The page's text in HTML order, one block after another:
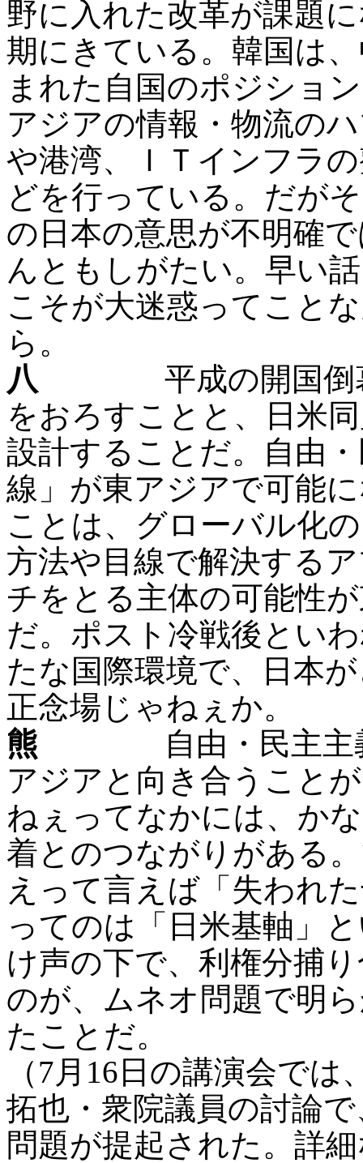
野に入れた改革が課題
期にきている。韓国は
まれた自国のポジショ
アジアの情報・物流の
や港湾、ＩＴインフラ
どを行っている。だが
の日本の意思が不明確
んともしがたい。早い
こそが大迷惑ってこと
ら。
八 平成の開国倒幕
をおろすことと、日米
設計することだ。自由
線」が東アジアで可能
ことは、グローバル化
方法や目線で解決する
チをとる主体の可能性
だ。ポスト冷戦後とい
たな国際環境で、日本
正念場じゃねぇか。
熊 自由・民主主義
アジアと向き合うこと
ねぇってなかには、か
着とのつながりがある
えって言えば「失われ
ってのは「日米基軸」
け声の下で、利権分捕
のが、ムネオ問題で明
たことだ。
（7月16日の講演会で
拓也・衆院議員の討論
問題が提起された。詳